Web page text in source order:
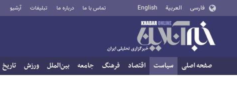
فارسی العربية English تماس با ما درباره ما تبلیغات آرشیو
صفحه اصلی سیاست اقتصاد فرهنگ جامعه بین‌الملل ورزش تاریخ